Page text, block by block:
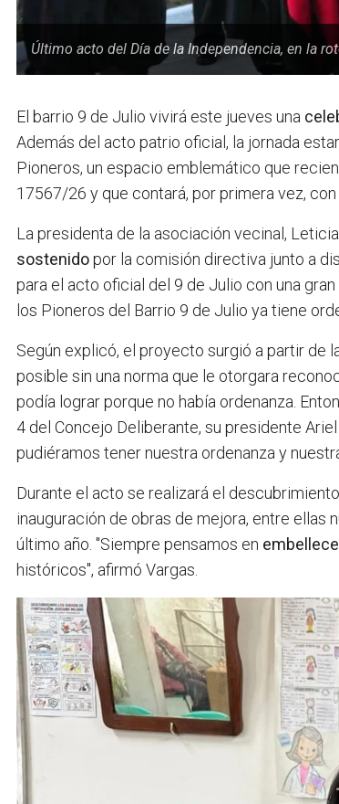
Último acto del Día de la Independencia, en la
El barrio 9 de Julio vivirá este jueves una
Además del acto patrio oficial, la jornada
Pioneros, un espacio emblemático que
17567/26 y que contará, por primera vez,
La presidenta de la asociación vecinal,
sostenidopor la comisión directiva junto a
para el acto oficial del 9 de Julio con una
los Pioneros del Barrio 9 de Julio ya tiene
Según explicó, el proyecto surgió a partir de
posible sin una norma que le otorgara
podía lograr porque no había ordenanza.
4 del Concejo Deliberante, su presidente
pudiéramos tener nuestra ordenanza y
Durante el acto se realizará el
inauguración de obras de mejora, entre ellas
último año. "Siempre pensamos en
históricos", afirmó Vargas.